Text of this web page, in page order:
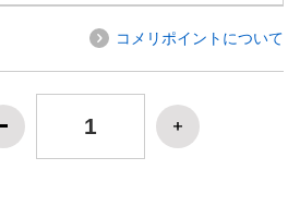
コメリポイントについて